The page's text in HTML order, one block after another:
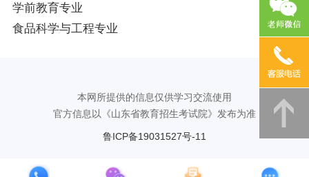
学前教育专业
食品科学与工程专业
本网所提供的信息仅供学习交流使用
官方信息以《山东省教育招生考试院》发布为准
鲁ICP备19031527号-11